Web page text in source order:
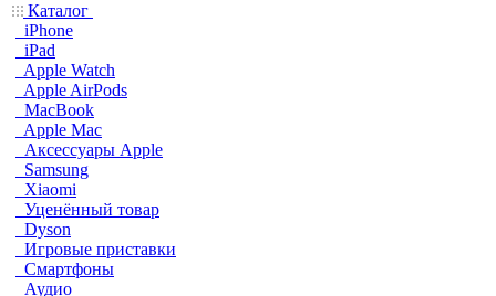
Каталог
iPhone
iPad
Apple Watch
Apple AirPods
MacBook
Apple Mac
Аксессуары Apple
Samsung
Xiaomi
Уценённый товар
Dyson
Игровые приставки
Смартфоны
Аудио